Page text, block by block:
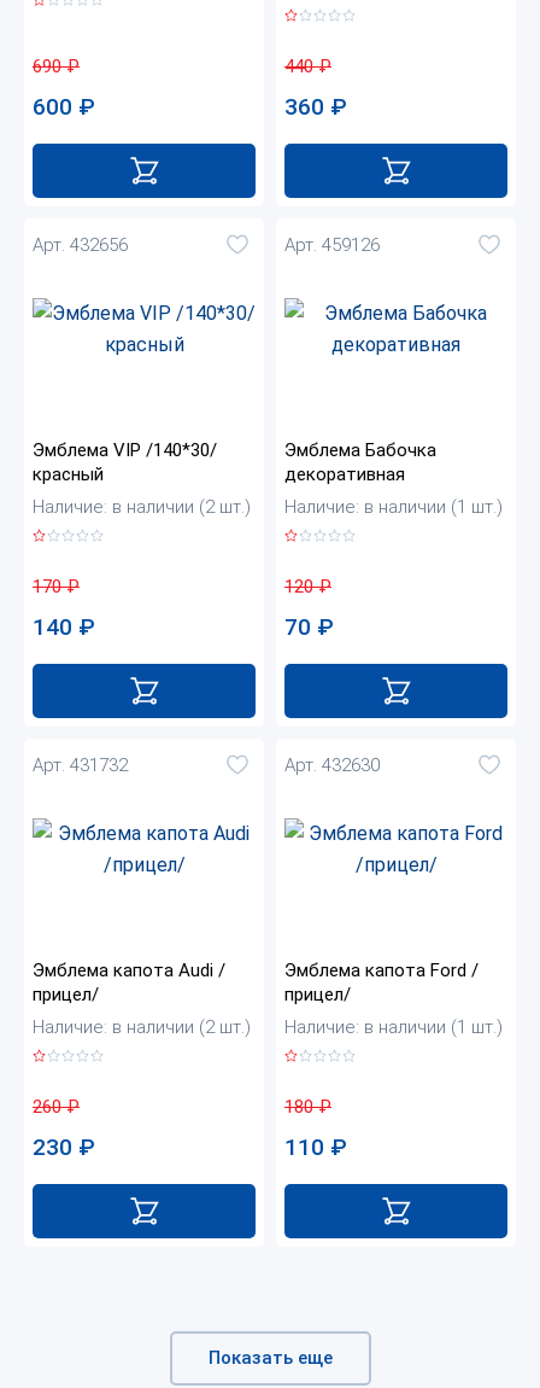
690₽
600 ₽
440₽
360 ₽
Арт. 432656
Эмблема VIP /140*30/
красный
Наличие: в наличии (2 шт.)
170₽
140 ₽
Арт. 459126
Эмблема Бабочка
декоративная
Наличие: в наличии (1 шт.)
120₽
70 ₽
Арт. 431732
Эмблема капота Audi /
прицел/
Наличие: в наличии (2 шт.)
260₽
230 ₽
Арт. 432630
Эмблема капота Ford /
прицел/
Наличие: в наличии (1 шт.)
180₽
110 ₽
Показать еще